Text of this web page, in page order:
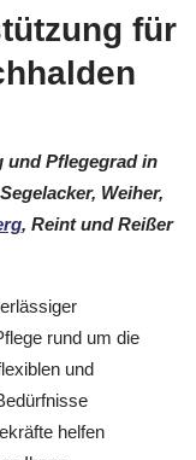
für
und Pflegegrad in
Weiher,
, Reint und Reißer
rund um die
und
helfen